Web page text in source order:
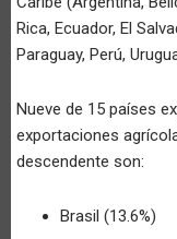
Rica, Ecuador, El
Paraguay, Perú,
Nueve de 15 países
exportaciones
descendente son:
Brasil (13.6%)